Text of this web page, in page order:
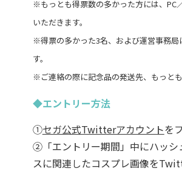
※もっとも得票数の多かった方には、PC
いただきます。
※得票の多かった3名、および運営事務局
す。
※ご連絡の際に記念品の発送先、もっと
◆エントリー方法
①セガ公式Twitterアカウントを
②「エントリー期間」中にハッシ
スに関連したコスプレ画像を